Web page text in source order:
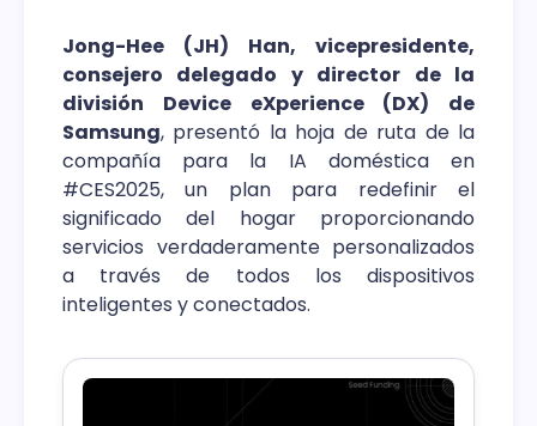
Jong-Hee (JH) Han, vicepresidente,
consejero delegado y director de la
división Device eXperience (DX) de
Samsung, presentó la hoja de ruta de la
compañía para la IA doméstica en
#CES2025, un plan para redefinir el
significado del hogar proporcionando
servicios verdaderamente personalizados
a través de todos los dispositivos
inteligentes y conectados.